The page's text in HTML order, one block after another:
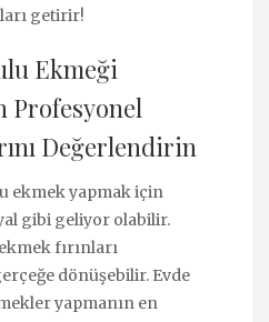
getirir!
Ekmeği
Profesyonel
Değerlendirin
ekmek yapmak için
gibi geliyor olabilir.
fırınları
dönüşebilir. Evde
yapmanın en